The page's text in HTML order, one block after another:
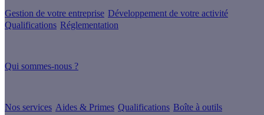
Gestion de votre entreprise Développement de votre activité
Qualifications Réglementation
Qui sommes-nous ?
Nos services Aides & Primes Qualifications Boîte à outils